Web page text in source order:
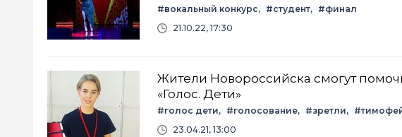
#вокальный конкурс #студент
#финал
21.10.22, 17:30
Жители Новороссийска смогут
«Голос. Дети»
#голос дети #голосование #зретли
23.04.21, 13:00